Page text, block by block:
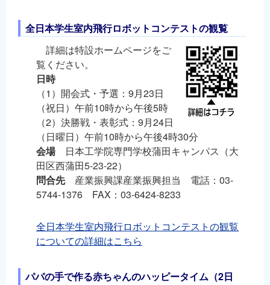
全日本学生室内飛行ロボットコンテストの観覧
詳細は特設ホームページをご
覧ください。
日時
（1）開会式・予選：9月23日
（祝日）午前10時から午後5時
（2）決勝戦・表彰式：9月24日
（日曜日）午前10時から午後4時30分
会場日本工学院専門学校蒲田キャンパス（大
田区西蒲田5-23-22）
問合先産業振興課産業振興担当 電話：03-
5744-1376 FAX：03-6424-8233
全日本学生室内飛行ロボットコンテストの観覧
についての詳細はこちら
パパの手で作る赤ちゃんのハッピータイム（2日